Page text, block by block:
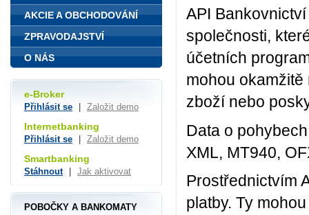
API
společnosti,
účetních
mohou
zboží nebo
Data o
XML, MT940,
Prostřednictvím
platby. Ty
AKCIE A OBCHODOVÁNÍ
ZPRAVODAJSTVÍ
O NÁS
e-Broker
Přihlásit se Založit demo
Internetbanking
Přihlásit se Založit demo
Smartbanking
Stáhnout Jak aktivovat
POBOČKY A BANKOMATY